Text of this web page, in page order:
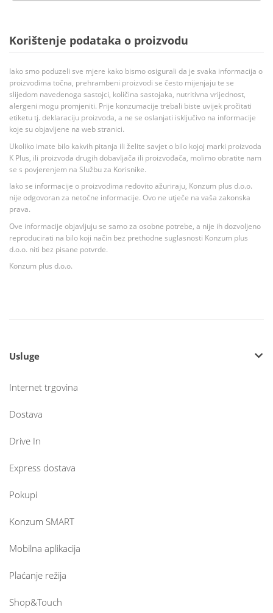
Korištenje podataka o proizvodu
Iako smo poduzeli sve mjere kako bismo osigurali da je svaka informacija o
proizvodima točna, prehrambeni proizvodi se često mijenjaju te se
slijedom navedenoga sastojci, količina sastojaka, nutritivna vrijednost,
alergeni mogu promjeniti. Prije konzumacije trebali biste uvijek pročitati
etiketu tj. deklaraciju proizvoda, a ne se oslanjati isključivo na informacije
koje su objavljene na web stranici.
Ukoliko imate bilo kakvih pitanja ili želite savjet o bilo kojoj marki proizvoda
K Plus, ili proizvoda drugih dobavljača ili proizvođača, molimo obratite nam
se s povjerenjem na Službu za Korisnike.
Iako se informacije o proizvodima redovito ažuriraju, Konzum plus d.o.o.
nije odgovoran za netočne informacije. Ovo ne utječe na vaša zakonska
prava.
Ove informacije objavljuju se samo za osobne potrebe, a nije ih dozvoljeno
reproducirati na bilo koji način bez prethodne suglasnosti Konzum plus
d.o.o. niti bez pisane potvrde.
Konzum plus d.o.o.
Usluge
Internet trgovina
Dostava
Drive In
Express dostava
Pokupi
Konzum SMART
Mobilna aplikacija
Plaćanje režija
Shop&Touch